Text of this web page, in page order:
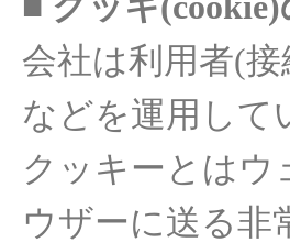
会社は利用者(接
などを運用 して
クッキ ー と はウ
ウザーに送 る非